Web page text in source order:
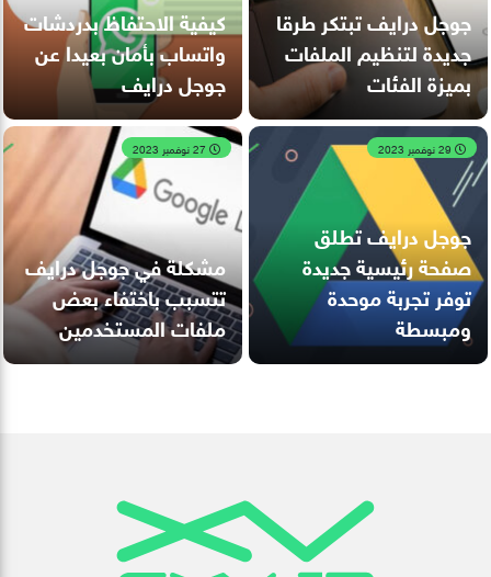
جوجل درايف تبتكر طرقا
جديدة لتنظيم الملفات
بميزة الفئات
كيفية الاحتفاظ بدردشات
واتساب بأمان بعيدا عن
جوجل درايف
جوجل درايف تطلق
صفحة رئيسية جديدة
توفر تجربة موحدة
ومبسطة
مشكلة في جوجل درايف
تتسبب باختفاء بعض
ملفات المستخدمين